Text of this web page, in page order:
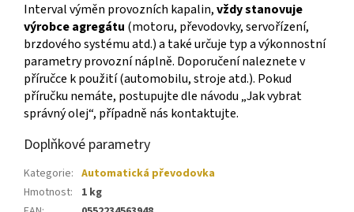
Interval výměn provozních kapalin,vždy stanovuje
výrobce agregátu (motoru, převodovky, servořízení,
brzdového systému atd.) a také určuje typ a výkonnostní
parametry provozní náplně. Doporučení naleznete v
příručce k použití (automobilu, stroje atd.). Pokud
příručku nemáte, postupujte dle návodu „Jak vybrat
správný olej“, případně nás kontaktujte.
Doplňkové parametry
Kategorie: Automatická převodovka
Hmotnost:
1 kg